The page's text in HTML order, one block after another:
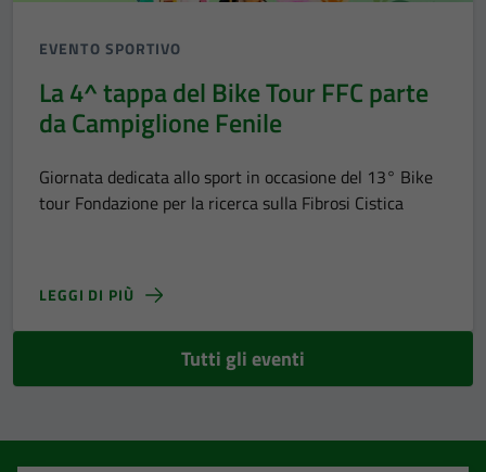
EVENTO SPORTIVO
La 4^ tappa del Bike Tour FFC parte
da Campiglione Fenile
Giornata dedicata allo sport in occasione del 13° Bike
tour Fondazione per la ricerca sulla Fibrosi Cistica
LEGGI DI PIÙ
Tutti gli eventi